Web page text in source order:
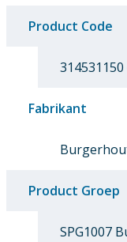
Product Code
314531150
Fabrikant
Product Groep
SPG1007